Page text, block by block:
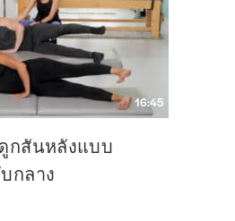
16:45
กสันหลังแบบ
กลาง